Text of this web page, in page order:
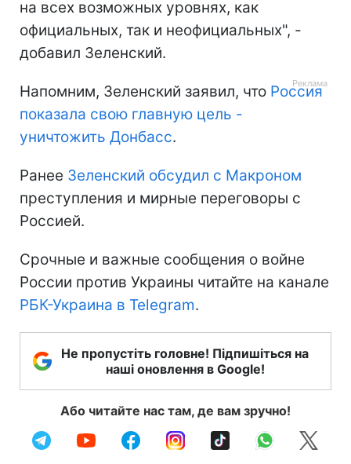
на всех возможных уровнях, как
официальных, так и неофициальных", -
добавил Зеленский.
Напомним, Зеленский заявил, что Россия
показала свою главную цель -
уничтожить Донбасс.
Ранее Зеленский обсудил с Макроном
преступления и мирные переговоры с
Россией.
Срочные и важные сообщения о войне
России против Украины читайте на канале
РБК-Украина в Telegram.
Не пропустіть головне! Підпишіться на
наші оновлення в Google!
Або читайте нас там, де вам зручно!